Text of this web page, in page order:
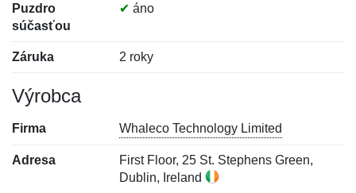
Puzdro
súčasťou
✔ áno
Záruka 2 roky
Výrobca
Firma Whaleco Technology Limited
Adresa
First Floor, 25 St. Stephens Green,
Dublin, Ireland